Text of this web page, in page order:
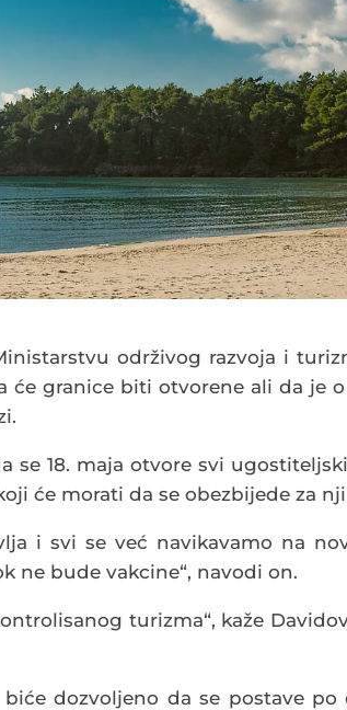
održivog razvoja i
će granice biti otvorene ali da je
se 18. maja otvore svi
će morati da se obezbijede za
i svi se već navikavamo na
ne bude vakcine“, navodi on.
turizma“, kaže
biće dozvoljeno da se postave